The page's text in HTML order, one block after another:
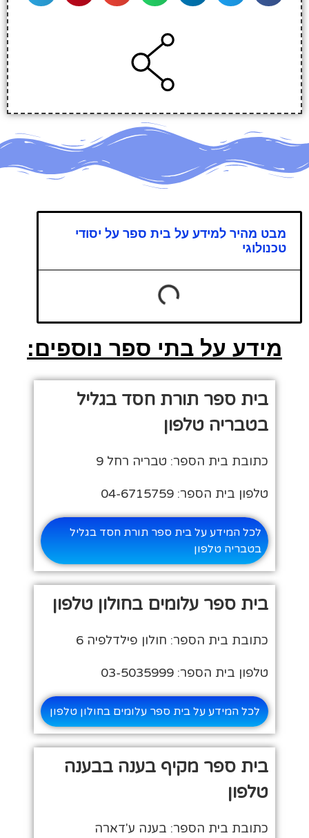
מבט מהיר למידע על בית ספר על יסודי
טכנולוגי
מידע על בתי ספר נוספים:
בית ספר תורת חסד בגליל
בטבריה טלפון
כתובת בית הספר: טבריה רחל 9
טלפון בית הספר: 04-6715759
לכל המידע על בית ספר תורת חסד בגליל
בטבריה טלפון
בית ספר עלומים בחולון טלפון
כתובת בית הספר: חולון פילדלפיה 6
טלפון בית הספר: 03-5035999
לכל המידע על בית ספר עלומים בחולון טלפון
בית ספר מקיף בענה בבענה
טלפון
כתובת בית הספר: בענה ע'דארה